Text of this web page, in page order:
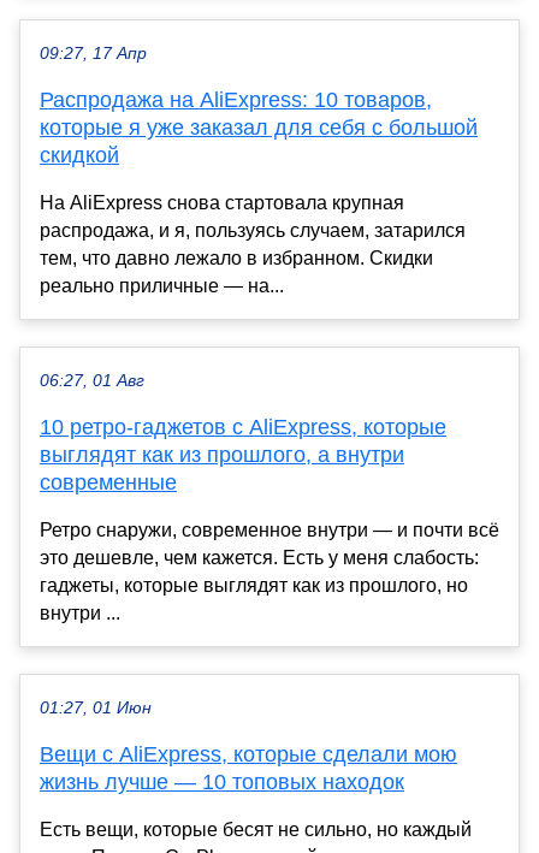
09:27, 17 Апр
Распродажа на AliExpress: 10 товаров,
которые я уже заказал для себя с большой
скидкой
На AliExpress снова стартовала крупная
распродажа, и я, пользуясь случаем, затарился
тем, что давно лежало в избранном. Скидки
реально приличные — на...
06:27, 01 Авг
10 ретро-гаджетов с AliExpress, которые
выглядят как из прошлого, а внутри
современные
Ретро снаружи, современное внутри — и почти всё
это дешевле, чем кажется. Есть у меня слабость:
гаджеты, которые выглядят как из прошлого, но
внутри ...
01:27, 01 Июн
Вещи с AliExpress, которые сделали мою
жизнь лучше — 10 топовых находок
Есть вещи, которые бесят не сильно, но каждый